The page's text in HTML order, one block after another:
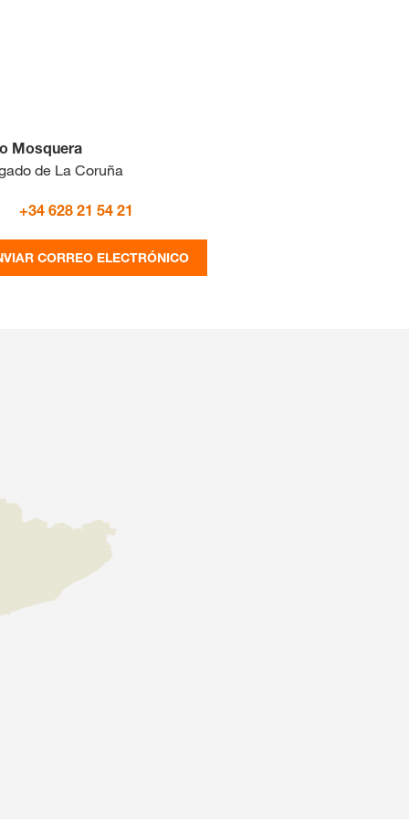
en
Mosquera
de La Coruña
+34 628 21 54 21
CORREO ELECTRÓNICO